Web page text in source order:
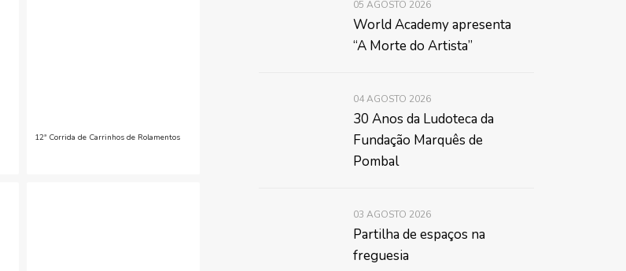
12ª Corrida de Carrinhos de Rolamentos
05 AGOSTO 2026
World Academy apresenta
“A Morte do Artista”
04 AGOSTO 2026
30 Anos da Ludoteca da
Fundação Marquês de
Pombal
03 AGOSTO 2026
Partilha de espaços na
freguesia